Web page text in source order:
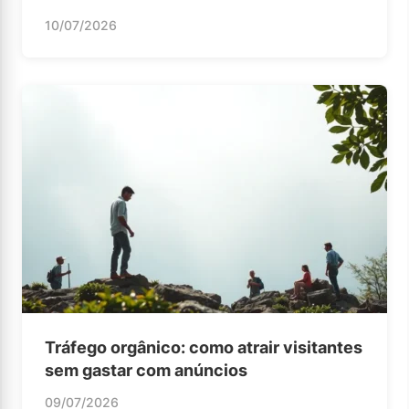
10/07/2026
Tráfego orgânico: como atrair visitantes
sem gastar com anúncios
09/07/2026